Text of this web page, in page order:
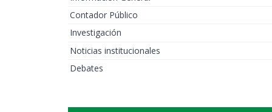
Contador Público
Investigación
Noticias institucionales
Debates